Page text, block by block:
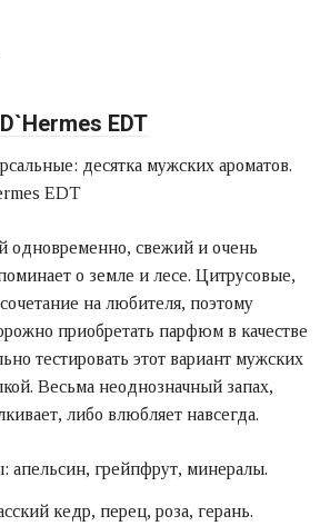
EDT
одновременно, свежий и очень
о земле и лесе. Цитрусовые,
на любителя, поэтому
приобретать парфюм в качестве
тестировать этот вариант мужских
Весьма неоднозначный запах,
либо влюбляет навсегда.
апельсин, грейпфрут, минералы.
кедр, перец, роза, герань.